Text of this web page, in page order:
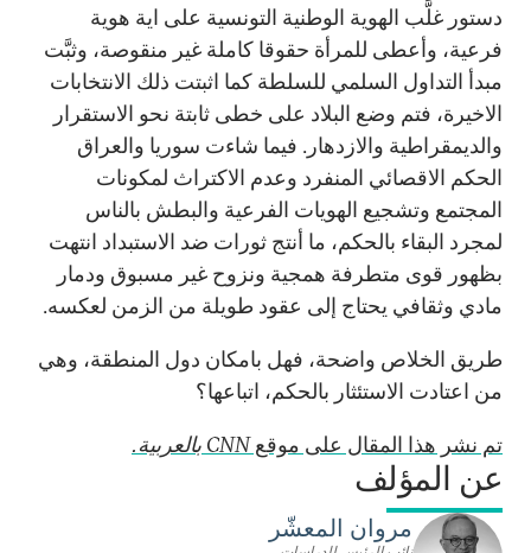
دستور غلَّب الهوية الوطنية التونسية على اية هوية
فرعية، وأعطى للمرأة حقوقا كاملة غير منقوصة، وثبَّت
مبدأ التداول السلمي للسلطة كما اثبتت ذلك الانتخابات
الاخيرة، فتم وضع البلاد على خطى ثابتة نحو الاستقرار
والديمقراطية والازدهار. فيما شاءت سوريا والعراق
الحكم الاقصائي المنفرد وعدم الاكتراث لمكونات
المجتمع وتشجيع الهويات الفرعية والبطش بالناس
لمجرد البقاء بالحكم، ما أنتج ثورات ضد الاستبداد انتهت
بظهور قوى متطرفة همجية ونزوح غير مسبوق ودمار
مادي وثقافي يحتاج إلى عقود طويلة من الزمن لعكسه.
طريق الخلاص واضحة، فهل بامكان دول المنطقة، وهي
من اعتادت الاستئثار بالحكم، اتباعها؟
تم نشر هذا المقال على موقعCNN بالعربية.
عن المؤلف
مروان المعشّر